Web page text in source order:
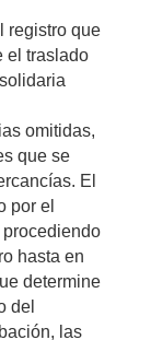
registro que
el traslado
omitidas,
que se
El
por el
hasta en
determine
del
las